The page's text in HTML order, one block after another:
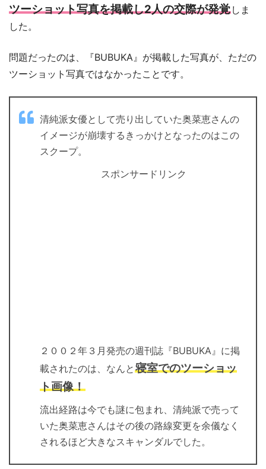
ツーショット写真を掲載し2人の交際が発覚 しま
した。
問題だったのは、『BUBUKA』が掲載した写真が、ただの
ツーショット写真ではなかったことです。
清純派女優として売り出していた奥菜恵さんの
イメージが崩壊するきっかけとなったのはこの
スクープ。
スポンサードリンク
２００２年３月発売の週刊誌『BUBUKA』に掲
載されたのは、なんと 寝室でのツーショッ
ト画像！
流出経路は今でも謎に包まれ、清純派で売って
いた奥菜恵さんはその後の路線変更を余儀なく
されるほど大きなスキャンダルでした。